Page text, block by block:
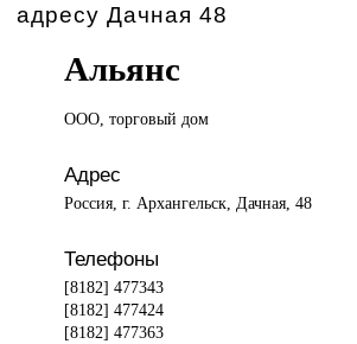
адресу Дачная 48
Альянс
ООО, торговыйдом
Адрес
Россия, г. Архангельск, Дачная, 48
Телефоны
[8182] 477343
[8182] 477424
[8182] 477363